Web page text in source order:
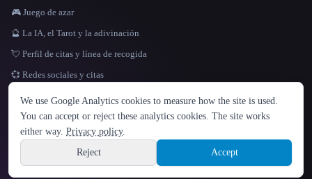
IDIOMA
English español Français Русский 简体中文
Hindi
Sign up
🎮 Juego de azar
🔮 La IA, el Tarot y la adivinación
💘 Perfil de citas y línea de recogida
💞 Redes sociales y citas
Site information
© 2026 That AI Collection. Todos los derechos reservados.
Built with Metatron ★
build de3d624c
We use Google Analytics cookies to measure how the site is used.
You can accept or reject these analytics cookies. The site works
either way. Privacy policy.
Reject
Accept